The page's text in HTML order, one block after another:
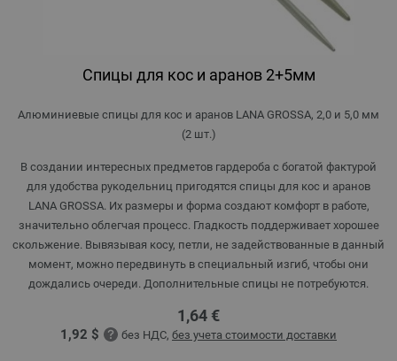
Спицы для кос и аранов 2+5мм
Алюминиевые спицы для кос и аранов LANA GROSSA, 2,0 и 5,0 мм
(2 шт.)
В создании интересных предметов гардероба с богатой фактурой
для удобства рукодельниц пригодятся спицы для кос и аранов
LANA GROSSA. Их размеры и форма создают комфорт в работе,
значительно облегчая процесс. Гладкость поддерживает хорошее
скольжение. Вывязывая косу, петли, не задействованные в данный
момент, можно передвинуть в специальный изгиб, чтобы они
дождались очереди. Дополнительные спицы не потребуются.
1,64 €
1,92 $ без НДС, без учета стоимости доставки